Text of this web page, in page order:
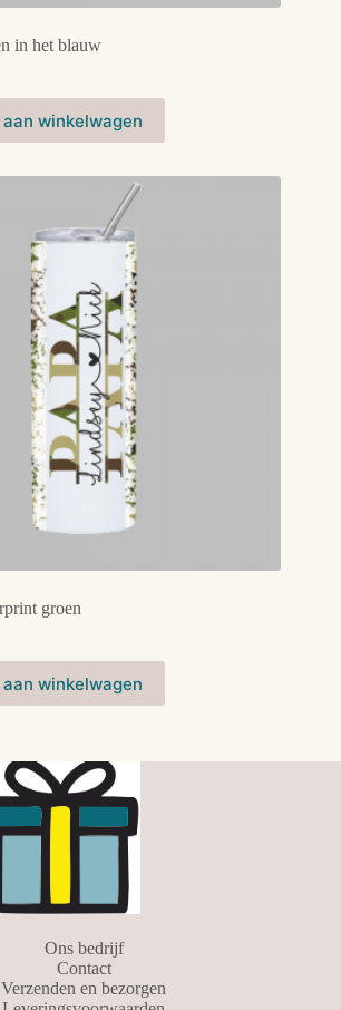
in het blauw
winkelwagen
groen
winkelwagen
Ons bedrijf
Contact
Verzenden en bezorgen